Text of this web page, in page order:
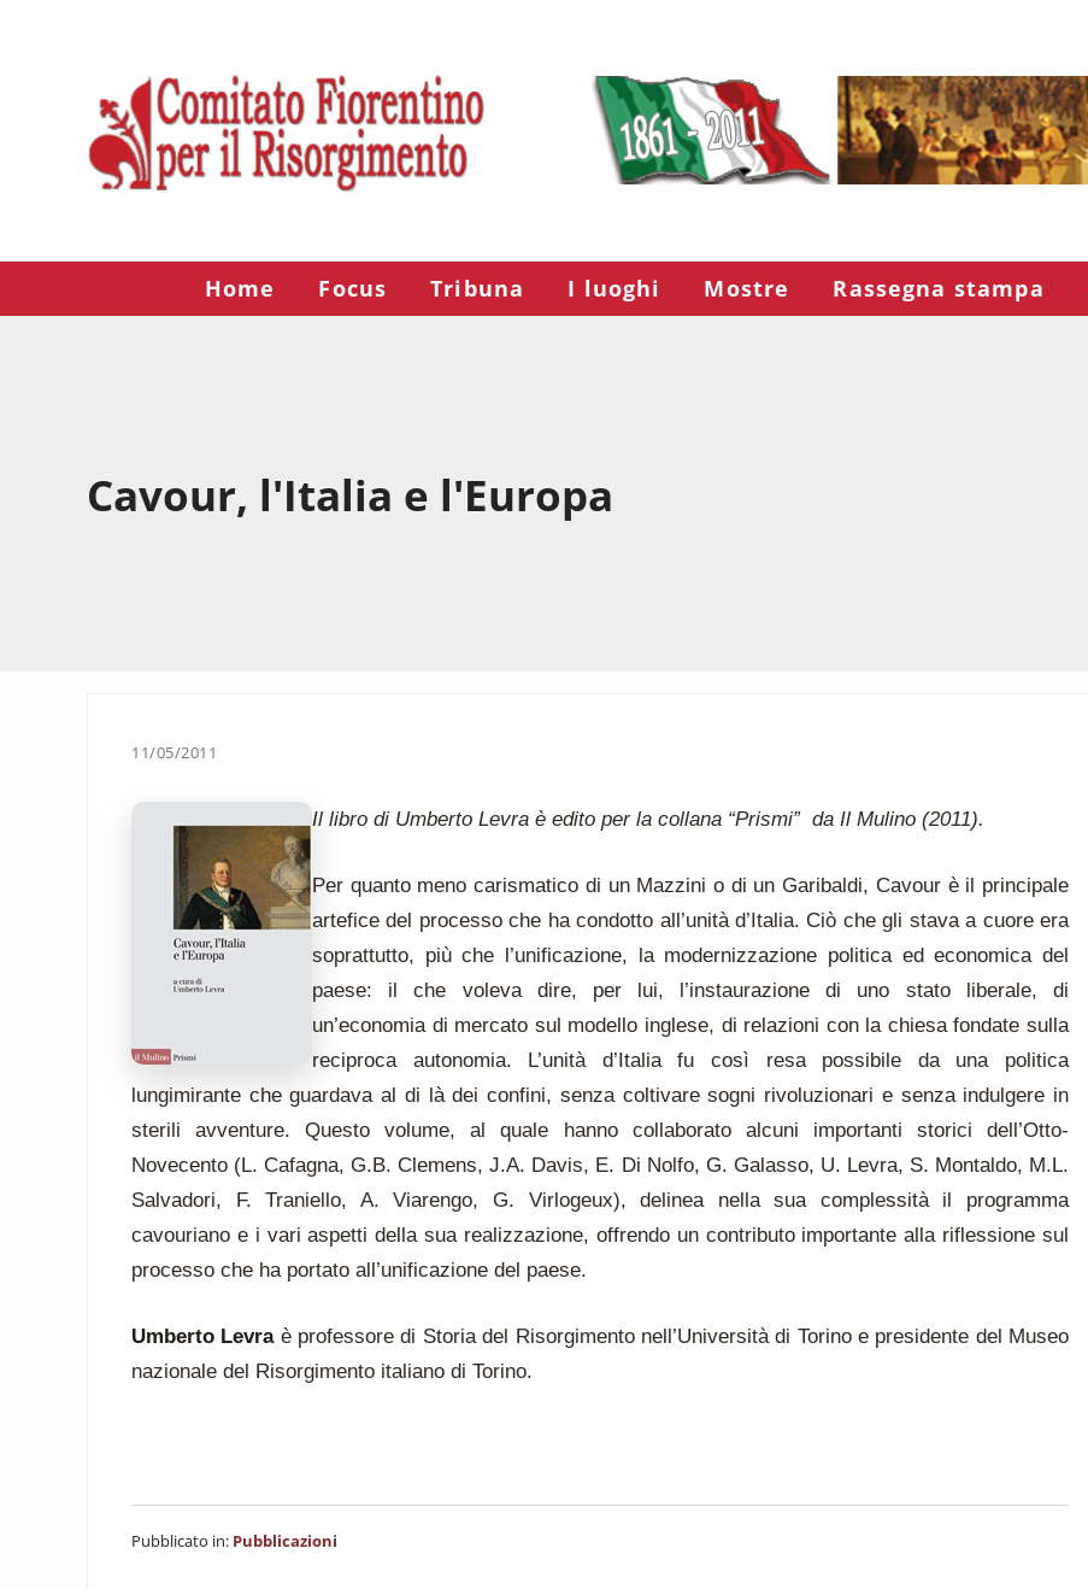
Home Focus Tribuna I luoghi Mostre Rassegna stampa
Cavour, l'Italia e l'Europa
11/05/2011
Il libro di Umberto Levra è edito per la collana “Prismi” da Il Mulino (2011).
Per quanto meno carismatico di un Mazzini o di un Garibaldi, Cavour è il principale
artefice del processo che ha condotto all’unità d’Italia. Ciò che gli stava a cuore era
soprattutto, più che l’unificazione, la modernizzazione politica ed economica del
paese: il che voleva dire, per lui, l’instaurazione di uno stato liberale, di
un’economia di mercato sul modello inglese, di relazioni con la chiesa fondate sulla
reciproca autonomia. L’unità d’Italia fu così resa possibile da una politica
lungimirante che guardava al di là dei confini, senza coltivare sogni rivoluzionari e senza indulgere in
sterili avventure. Questo volume, al quale hanno collaborato alcuni importanti storici dell’Otto-
Novecento (L. Cafagna, G.B. Clemens, J.A. Davis, E. Di Nolfo, G. Galasso, U. Levra, S. Montaldo, M.L.
Salvadori, F. Traniello, A. Viarengo, G. Virlogeux), delinea nella sua complessità il programma
cavouriano e i vari aspetti della sua realizzazione, offrendo un contributo importante alla riflessione sul
processo che ha portato all’unificazione del paese.
Umberto Levraè professore di Storia del Risorgimento nell’Università di Torino e presidente del Museo
nazionale del Risorgimento italiano di Torino.
Pubblicato in: Pubblicazioni